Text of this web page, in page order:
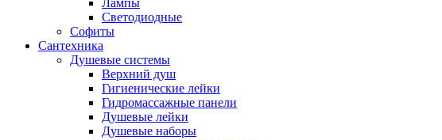
Лампы
Светодиодные
Софиты
Сантехника
Душевые системы
Верхний душ
Гигиенические лейки
Гидромассажные панели
Душевые лейки
Душевые наборы